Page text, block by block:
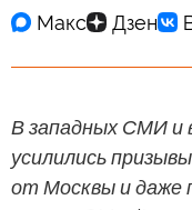
В западных СМИ и
усилились
от Москвы и даже